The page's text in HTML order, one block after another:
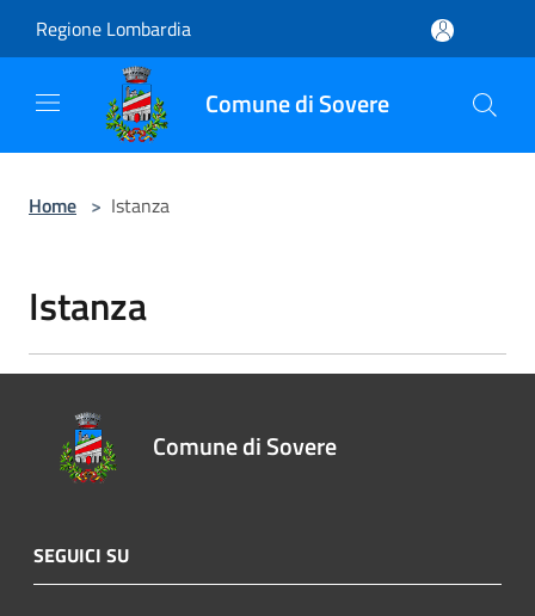
Regione Lombardia
Comune di Sovere
Home > Istanza
Istanza
Comune di Sovere
SEGUICI SU